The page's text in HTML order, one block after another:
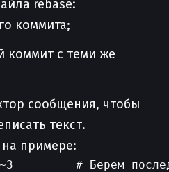
rebase:
коммита;
коммит с теми же
сообщения, чтобы
текст.
примере:
# Берем